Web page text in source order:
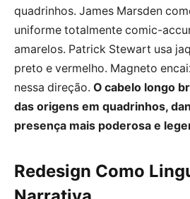
quadrinhos. James Marsden
uniforme totalmente comic-
amarelos. Patrick Stewart usa
preto e vermelho. Magneto
nessa direção. O cabelo longo
das origens em quadrinhos,
presença mais poderosa e
Redesign Como